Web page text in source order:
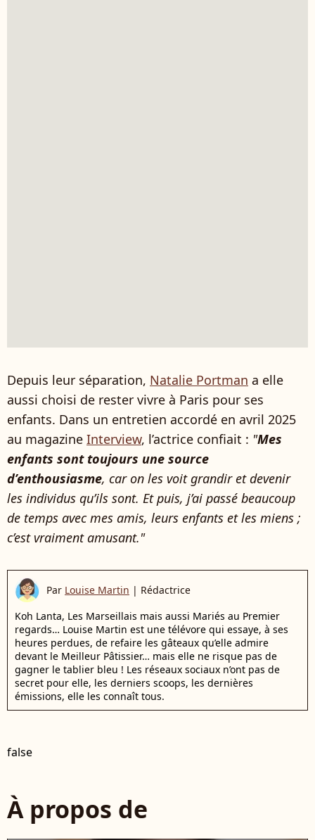
Depuis leur séparation, Natalie Portman a elle
aussi choisi de rester vivre à Paris pour ses
enfants. Dans un entretien accordé en avril 2025
au magazine Interview, l’actrice confiait : "Mes
enfants sont toujours une source
d’enthousiasme, car on les voit grandir et devenir
les individus qu’ils sont. Et puis, j’ai passé beaucoup
de temps avec mes amis, leurs enfants et les miens ;
c’est vraiment amusant."
Par Louise Martin | Rédactrice
Koh Lanta, Les Marseillais mais aussi Mariés au Premier
regards… Louise Martin est une télévore qui essaye, à ses
heures perdues, de refaire les gâteaux qu’elle admire
devant le Meilleur Pâtissier… mais elle ne risque pas de
gagner le tablier bleu ! Les réseaux sociaux n’ont pas de
secret pour elle, les derniers scoops, les dernières
émissions, elle les connaît tous.
false
À propos de